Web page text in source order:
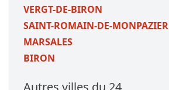
VERGT-DE-BIRON
SAINT-ROMAIN-DE-MONPAZIER
MARSALES
BIRON
Autres villes du 24